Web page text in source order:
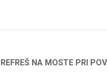
REFREŠ NA MOSTE PRI